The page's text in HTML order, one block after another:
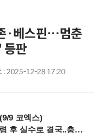
·베스핀…멈춘
등판
: 2025-12-28 17:20
9 코엑스)